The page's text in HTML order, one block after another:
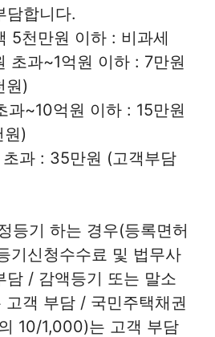
담합니다.
5천만원 이하 : 비과세
초과~1억원 이하 : 7만원
원)
과~10억원 이하 : 15만원
원)
과 : 35만원 (고객부담
등기 하는 경우(등록면허
기신청수수료 및 법무사
담 / 감액등기 또는 말소
객 부담 / 국민주택채권
10/1,000)는 고객 부담